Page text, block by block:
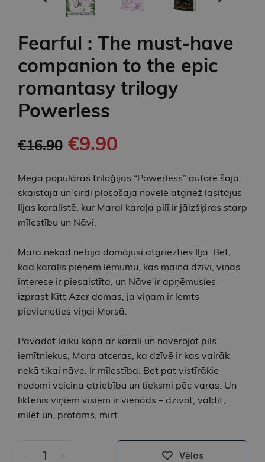
Fearful : The must-have
companion to the epic
romantasy trilogy
Powerless
€16.90 €9.90
Mega populārās triloģijas “Powerless” autore šajā
skaistajā un sirdi plosošajā novelē atgriež lasītājus
Iljas karalistē, kur Marai karaļa pilī ir jāizšķiras starp
mīlestību un Nāvi.
Mara nekad nebija domājusi atgriezties Iljā. Bet,
kad karalis pieņem lēmumu, kas maina dzīvi, viņas
interese ir piesaistīta, un Nāve ir apņēmusies
izprast Kitt Azer domas, ja viņam ir lemts
pievienoties viņai Morsā.
Pavadot laiku kopā ar karali un novērojot pils
iemītniekus, Mara atceras, ka dzīvē ir kas vairāk
nekā tikai nāve. Ir mīlestība. Bet pat vistīrākie
nodomi veicina atriebību un tieksmi pēc varas. Un
liktenis viņiem visiem ir vienāds – dzīvot, valdīt,
mīlēt un, protams, mirt...
Vēlos